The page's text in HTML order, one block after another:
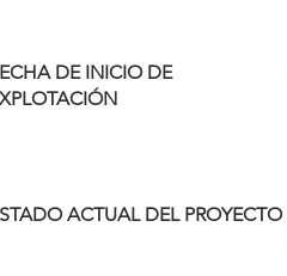
DE INICIO DE
ACTUAL DEL PROYECTO